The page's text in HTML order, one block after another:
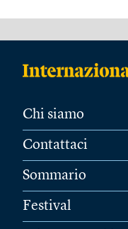
Chi siamo
Contattaci
Sommario
Festival